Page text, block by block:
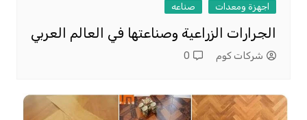
اجهزة ومعدات صناعه
الجرارات الزراعية وصناعتها في العالم العربي
شركات كوم 0